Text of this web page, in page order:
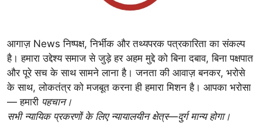
आगाज़ News निष्पक्ष, निर्भीक और तथ्यपरक पत्रकारिता का संकल्प
है। हमारा उद्देश्य समाज से जुड़े हर अहम मुद्दे को बिना दबाव, बिना पक्षपात
और पूरे सच के साथ सामने लाना है। जनता की आवाज़ बनकर, भरोसे
के साथ, लोकतंत्र को मजबूत करना ही हमारा मिशन है। आपका भरोसा
— हमारी पहचान।
सभी न्यायिक प्रकरणों के लिए न्यायालयीन क्षेत्र—दुर्ग मान्य होगा।